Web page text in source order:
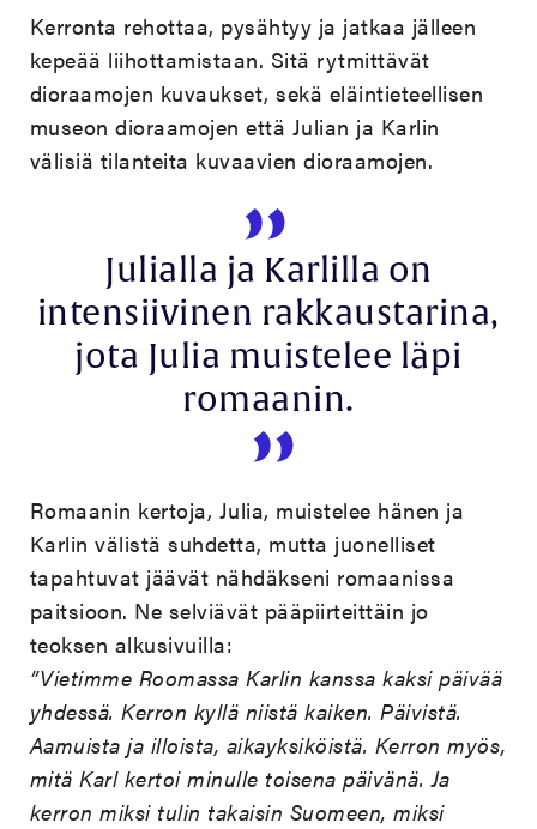
Kerronta rehottaa, pysähtyy ja jatkaa jälleen
kepeää liihottamistaan. Sitä rytmittävät
dioraamojen kuvaukset, sekä eläintieteellisen
museon dioraamojen että Julian ja Karlin
välisiä tilanteita kuvaavien dioraamojen.
Julialla ja Karlilla on
intensiivinen rakkaustarina,
jota Julia muistelee läpi
romaanin.
Romaanin kertoja, Julia, muistelee hänen ja
Karlin välistä suhdetta, mutta juonelliset
tapahtuvat jäävät nähdäkseni romaanissa
paitsioon. Ne selviävät pääpiirteittäin jo
teoksen alkusivuilla:
”Vietimme Roomassa Karlin kanssa kaksi päivää
yhdessä. Kerron kyllä niistä kaiken. Päivistä.
Aamuista ja illoista, aikayksiköistä. Kerron myös,
mitä Karl kertoi minulle toisena päivänä. Ja
kerron miksi tulin takaisin Suomeen, miksi